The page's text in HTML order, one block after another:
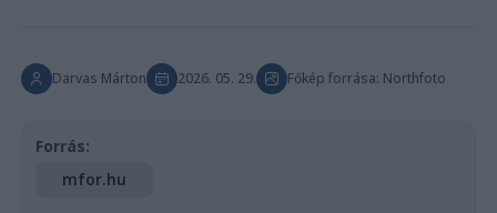
Darvas Márton 2026. 05. 29. Főkép forrása: Northfoto
Forrás:
mfor.hu